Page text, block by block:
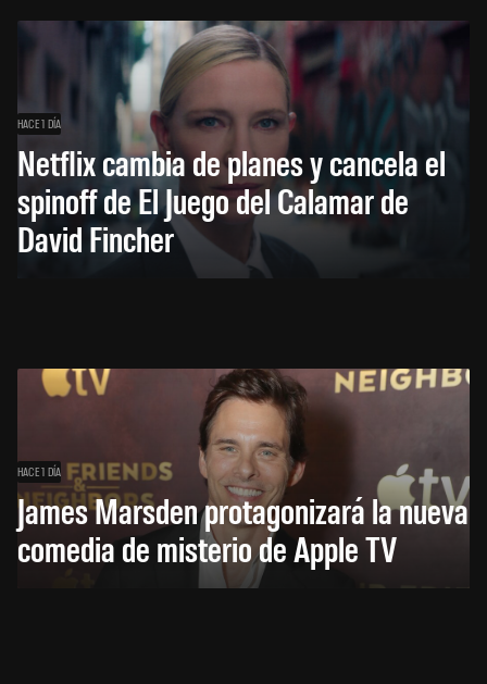
HACE 1 DÍA
Netflix cambia de planes y cancela el
spinoff de El Juego del Calamar de
David Fincher
HACE 1 DÍA
James Marsden protagonizará la nueva
comedia de misterio de Apple TV